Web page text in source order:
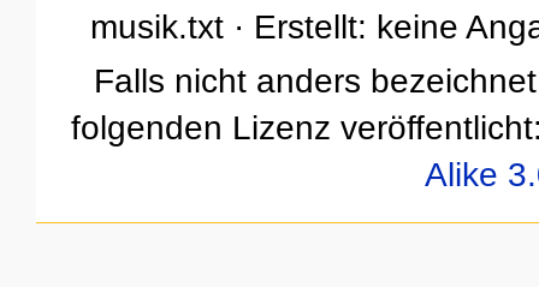
musik.txt · Erstellt: keine
Falls nicht anders
folgenden Lizenz
Alike